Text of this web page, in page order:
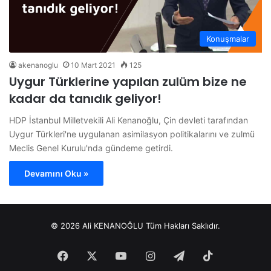
Konuşmalar
akenanoglu 10 Mart 2021 125
Uygur Türklerine yapılan zulüm bize ne
kadar da tanıdık geliyor!
HDP İstanbul Milletvekili Ali Kenanoğlu, Çin devleti tarafından
Uygur Türkleri'ne uygulanan asimilasyon politikalarını ve zulmü
Meclis Genel Kurulu'nda gündeme getirdi.
Devamını Oku »
© 2026 Ali KENANOĞLU Tüm Hakları Saklıdır.
Facebook YouTubeInstagram
Telegram